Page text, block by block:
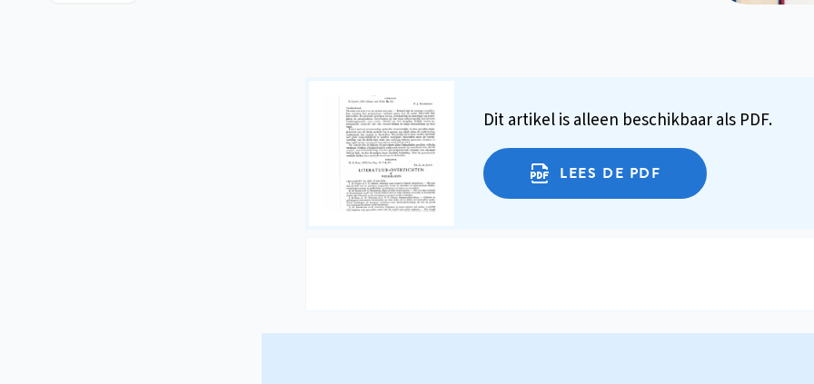
Dit artikel is alleen beschikbaar als PDF.
LEES DE PDF